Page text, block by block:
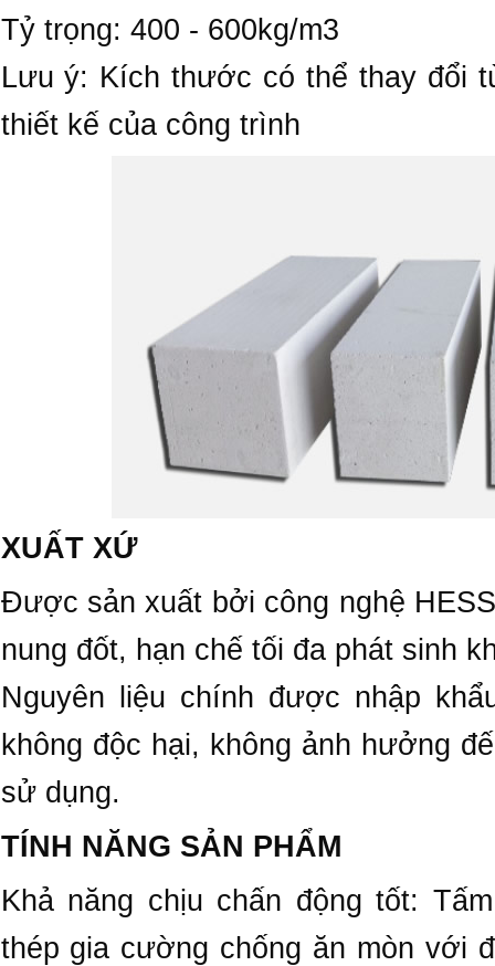
Tỷ trọng: 400 - 600kg/m3
Lưu ý: Kích thước có thể thay đổi
thiết kế của công trình
XUẤT XỨ
Được sản xuất bởi công nghệ
nung đốt, hạn chế tối đa phát sinh
Nguyên liệu chính được nhập
không độc hại, không ảnh hưởng
sử dụng.
TÍNH NĂNG SẢN PHẨM
Khả năng chịu chấn động tốt:
thép gia cường chống ăn mòn với